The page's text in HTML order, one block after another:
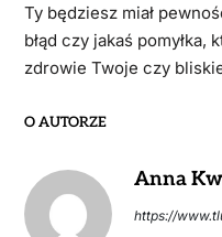
Ty będziesz miał
błąd czy jakaś pomyłka,
zdrowie Twoje czy
O AUTORZE
Anna
https://